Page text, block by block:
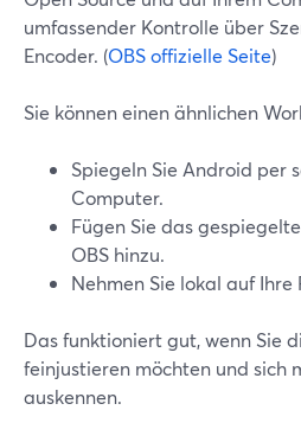
umfassender Kontrolle über
Encoder. (OBS offizielle Seite)
Sie können einen ähnlichen
Spiegeln Sie Android per
Computer.
Fügen Sie das
OBS hinzu.
Nehmen Sie lokal auf
Das funktioniert gut, wenn Sie
feinjustieren möchten und sich
auskennen.